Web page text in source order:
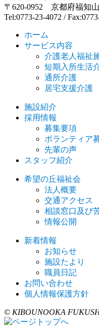
ン
〒620-0952 京都府福知
Tel:0773-23-4072 /
ホーム
サービス内容
介護老人福祉
短期入所生活
通所介護
居宅支援介護
施設紹介
採用情報
募集要項
ボランティア
先輩の声
スタッフ紹介
希望の丘福祉会
法人概要
交通アクセス
相談窓口及び
情報公開
新着情報
お知らせ
施設たより
職員日記
お問い合わせ
個人情報保護方針
© KIBOUNOOKA